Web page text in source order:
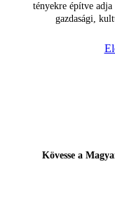
tényekre építve
gazdasági,
Kövesse a